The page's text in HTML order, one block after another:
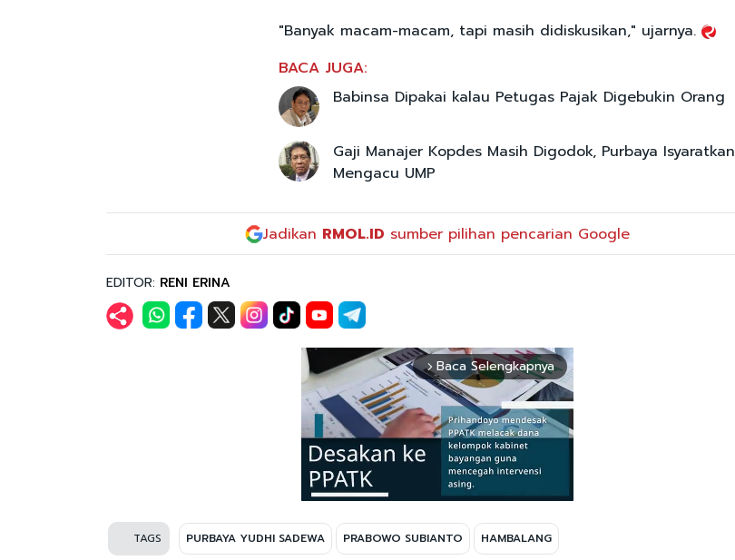
"Banyak macam-macam, tapi masih didiskusikan," ujarnya.
BACA JUGA:
Babinsa Dipakai kalau Petugas Pajak Digebukin Orang
Gaji Manajer Kopdes Masih Digodok, Purbaya Isyaratkan
Mengacu UMP
Jadikan RMOL.ID sumber pilihan pencarian Google
EDITOR: RENI ERINA
arrow_forward_ios Baca Selengkapnya
TAGS PURBAYA YUDHI SADEWA PRABOWO SUBIANTO HAMBALANG